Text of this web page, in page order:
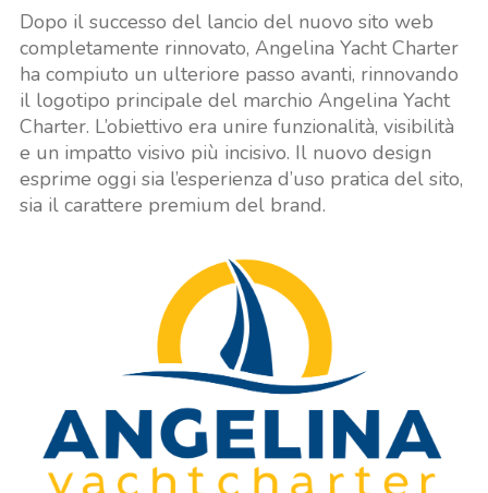
Dopo il successo del lancio del nuovo sito web
completamente rinnovato, Angelina Yacht Charter
ha compiuto un ulteriore passo avanti, rinnovando
il logotipo principale del marchio Angelina Yacht
Charter. L’obiettivo era unire funzionalità, visibilità
e un impatto visivo più incisivo. Il nuovo design
esprime oggi sia l’esperienza d’uso pratica del sito,
sia il carattere premium del brand.